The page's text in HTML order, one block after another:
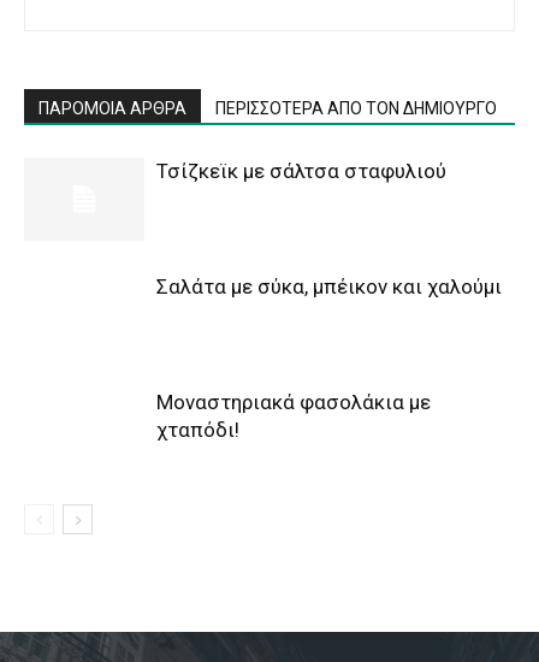
ΠΑΡΟΜΟΙΑ ΑΡΘΡΑ ΠΕΡΙΣΣΟΤΕΡΑ ΑΠΟ ΤΟΝ ΔΗΜΙΟΥΡΓΟ
Τσίζκεϊκ με σάλτσα σταφυλιού
Σαλάτα με σύκα, μπέικον και χαλούμι
Μοναστηριακά φασολάκια με
χταπόδι!